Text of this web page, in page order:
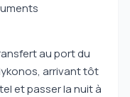
au port du
arrivant tôt
et passer la nuit à